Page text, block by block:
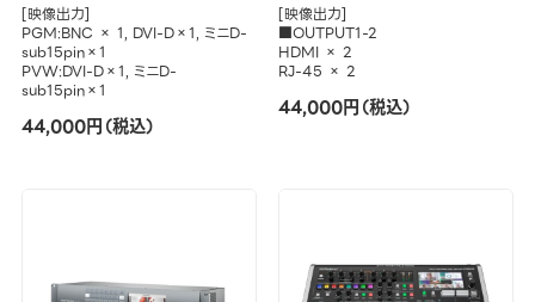
[映像出力]
PGM:BNC × 1, DVI-D×1, ミニD-
sub15pin×1
PVW:DVI-D×1, ミニD-
sub15pin×1
44,000円（税込）
[映像出力]
■OUTPUT1-2
HDMI × 2
RJ-45 × 2
44,000円（税込）